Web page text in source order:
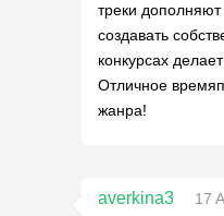
треки
создавать
конкурсах
Отличное
жанра!
averkina3
17